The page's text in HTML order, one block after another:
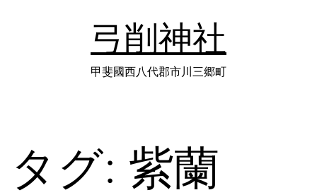
弓削神社
甲斐國西八代郡市川三郷町
タグ: 紫蘭